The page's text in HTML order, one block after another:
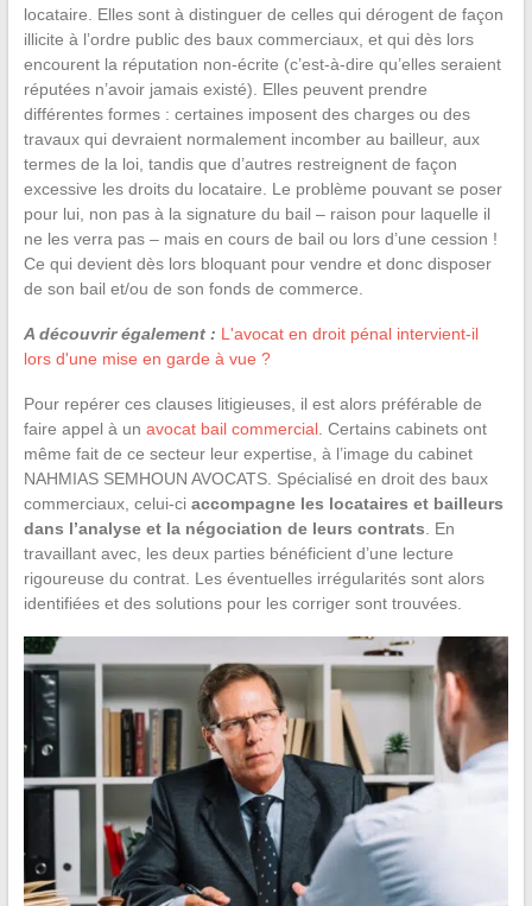
locataire. Elles sont à distinguer de celles qui dérogent de façon
illicite à l’ordre public des baux commerciaux, et qui dès lors
encourent la réputation non-écrite (c’est-à-dire qu’elles seraient
réputées n’avoir jamais existé). Elles peuvent prendre
différentes formes : certaines imposent des charges ou des
travaux qui devraient normalement incomber au bailleur, aux
termes de la loi, tandis que d’autres restreignent de façon
excessive les droits du locataire. Le problème pouvant se poser
pour lui, non pas à la signature du bail – raison pour laquelle il
ne les verra pas – mais en cours de bail ou lors d’une cession !
Ce qui devient dès lors bloquant pour vendre et donc disposer
de son bail et/ou de son fonds de commerce.
A découvrir également : L'avocat en droit pénal intervient-il
lors d'une mise en garde à vue ?
Pour repérer ces clauses litigieuses, il est alors préférable de
faire appel à un avocat bail commercial. Certains cabinets ont
même fait de ce secteur leur expertise, à l’image du cabinet
NAHMIAS SEMHOUN AVOCATS. Spécialisé en droit des baux
commerciaux, celui-ci accompagne les locataires et bailleurs
dans l’analyse et la négociation de leurs contrats . En
travaillant avec, les deux parties bénéficient d’une lecture
rigoureuse du contrat. Les éventuelles irrégularités sont alors
identifiées et des solutions pour les corriger sont trouvées.